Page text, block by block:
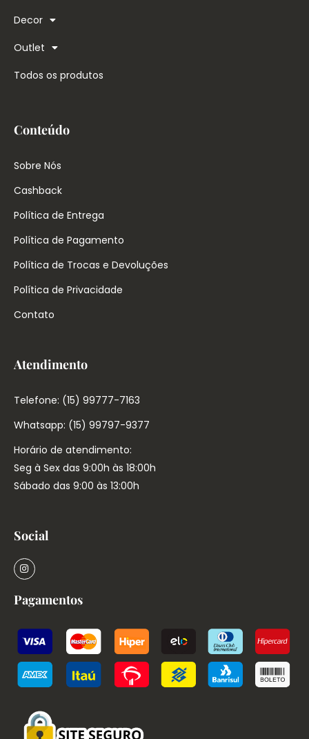
Decor
Outlet
Todos os produtos
Conteúdo
Sobre Nós
Cashback
Política de Entrega
Política de Pagamento
Política de Trocas e Devoluções
Política de Privacidade
Contato
Atendimento
Telefone: (15) 99777-7163
Whatsapp: (15) 99797-9377
Horário de atendimento:
Seg à Sex das 9:00h às 18:00h
Sábado das 9:00 às 13:00h
Social
Pagamentos